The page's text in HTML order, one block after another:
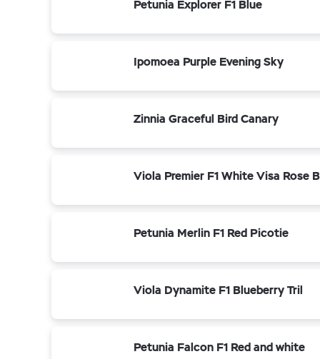
Petunia Explorer F1 Blue
Ipomoea Purple Evening Sky
Zinnia Graceful Bird Canary
Viola Premier F1 White Visa Rose
Petunia Merlin F1 Red Picotie
Viola Dynamite F1 Blueberry Tril
Petunia Falcon F1 Red and white